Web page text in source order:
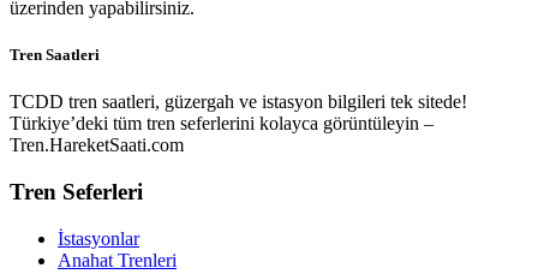
üzerinden yapabilirsiniz.
Tren Saatleri
TCDD tren saatleri, güzergah ve istasyon bilgileri tek sitede!
Türkiye’deki tüm tren seferlerini kolayca görüntüleyin –
Tren.HareketSaati.com
Tren Seferleri
İstasyonlar
Anahat Trenleri